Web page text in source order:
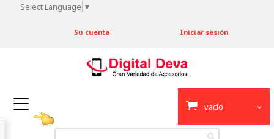
Select Language ▼
Iniciar sesión
Su cuenta
vacío